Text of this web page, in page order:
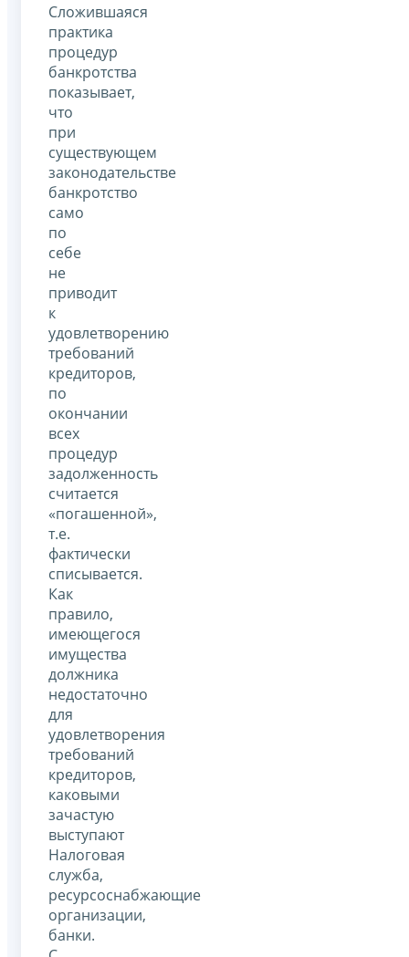
Сложившаяся
практика
процедур
банкротства
показывает,
что
при
существующем
законодательстве
банкротство
само
по
себе
не
приводит
к
удовлетворению
требований
кредиторов,
по
окончании
всех
процедур
задолженность
считается
«погашенной»,
т.е.
фактически
списывается.
Как
правило,
имеющегося
имущества
должника
недостаточно
для
удовлетворения
требований
кредиторов,
каковыми
зачастую
выступают
Налоговая
служба,
ресурсоснабжающие
организации,
банки.